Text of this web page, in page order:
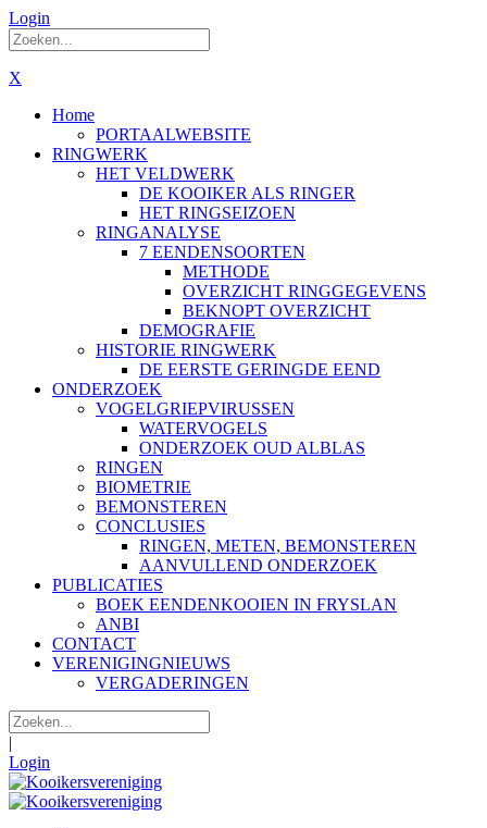
Login
X
Home
PORTAALWEBSITE
RINGWERK
HET VELDWERK
DE KOOIKER ALS RINGER
HET RINGSEIZOEN
RINGANALYSE
7 EENDENSOORTEN
METHODE
OVERZICHT RINGGEGEVENS
BEKNOPT OVERZICHT
DEMOGRAFIE
HISTORIE RINGWERK
DE EERSTE GERINGDE EEND
ONDERZOEK
VOGELGRIEPVIRUSSEN
WATERVOGELS
ONDERZOEK OUD ALBLAS
RINGEN
BIOMETRIE
BEMONSTEREN
CONCLUSIES
RINGEN, METEN, BEMONSTEREN
AANVULLEND ONDERZOEK
PUBLICATIES
BOEK EENDENKOOIEN IN FRYSLAN
ANBI
CONTACT
VERENIGINGNIEUWS
VERGADERINGEN
|
Login